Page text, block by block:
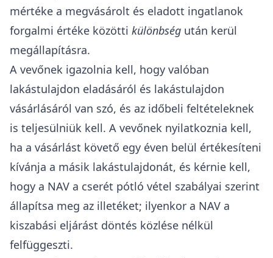
mértéke a megvásárolt és eladott ingatlanok
forgalmi értéke közötti különbség után kerül
megállapításra.
A vevőnek igazolnia kell, hogy valóban
lakástulajdon eladásáról és lakástulajdon
vásárlásáról van szó, és az időbeli feltételeknek
is teljesülniük kell. A vevőnek nyilatkoznia kell,
ha a vásárlást követő egy éven belül értékesíteni
kívánja a másik lakástulajdonát, és kérnie kell,
hogy a NAV a cserét pótló vétel szabályai szerint
állapítsa meg az illetéket; ilyenkor a NAV a
kiszabási eljárást döntés közlése nélkül
felfüggeszti.